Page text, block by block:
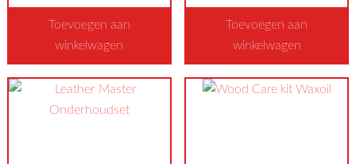
Toevoegen aan
winkelwagen
€9.95
Toevoegen aan
winkelwagen
product